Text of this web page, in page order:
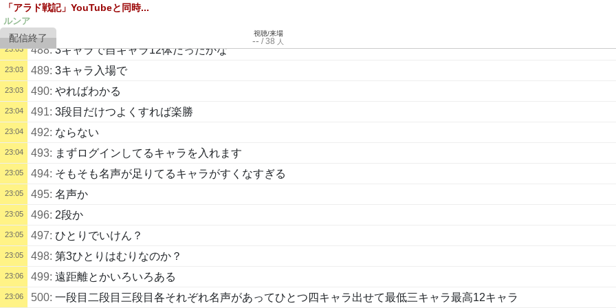
「アラド戦記」YouTubeと同時...
ルンア
視聴/来場
-- /38 人
23:02 486:大分つよいなー
23:02 487:先週いってないの？
23:03 488:3キャラで自キャラ12体だったかな
23:03 489: 3キャラ入場で
23:03 490: やればわかる
23:04 491: 3段目だけつよくすれば楽勝
23:04 492: ならない
23:04 493: まずログインしてるキャラを入れます
23:05 494: そもそも名声が足りてるキャラがすくなすぎる
23:05 495: 名声か
23:05 496: 2段か
23:05 497: ひとりでいけん？
23:05 498: 第3ひとりはむりなのか？
23:06 499: 遠距離とかいろいろある
23:06 500: 一段目二段目三段目各それぞれ名声があってひとつ四キャラ出せて最低三キャラ最高12キャラ